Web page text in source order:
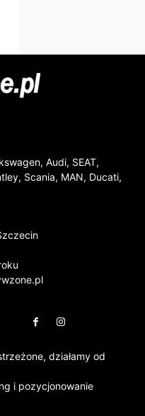
Audi, SEAT,
Scania, MAN, Ducati,
działamy od
i pozycjonowanie